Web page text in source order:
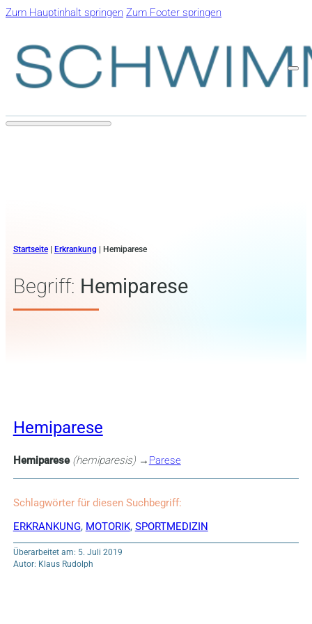
Zum Hauptinhalt springen Zum Footer springen
Startseite| Erkrankung Hemiparese
Begriff: Hemiparese
Hemiparese
Hemiparese (hemiparesis)→ Parese
Schlagwörter für diesen Suchbegriff:
ERKRANKUNG, MOTORIK, SPORTMEDIZIN
Überarbeitet am: 5. Juli 2019
Autor: Klaus Rudolph